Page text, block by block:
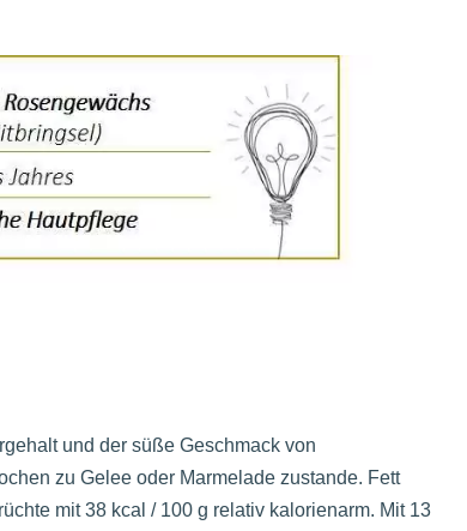
und der süße Geschmack von
zu Gelee oder Marmelade zustande. Fett
mit 38 kcal / 100 g relativ kalorienarm. Mit 13